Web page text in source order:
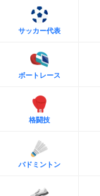
サッカー代表
ボートレース
格闘技
バドミントン